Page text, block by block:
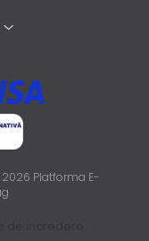
2026 Platforma E-